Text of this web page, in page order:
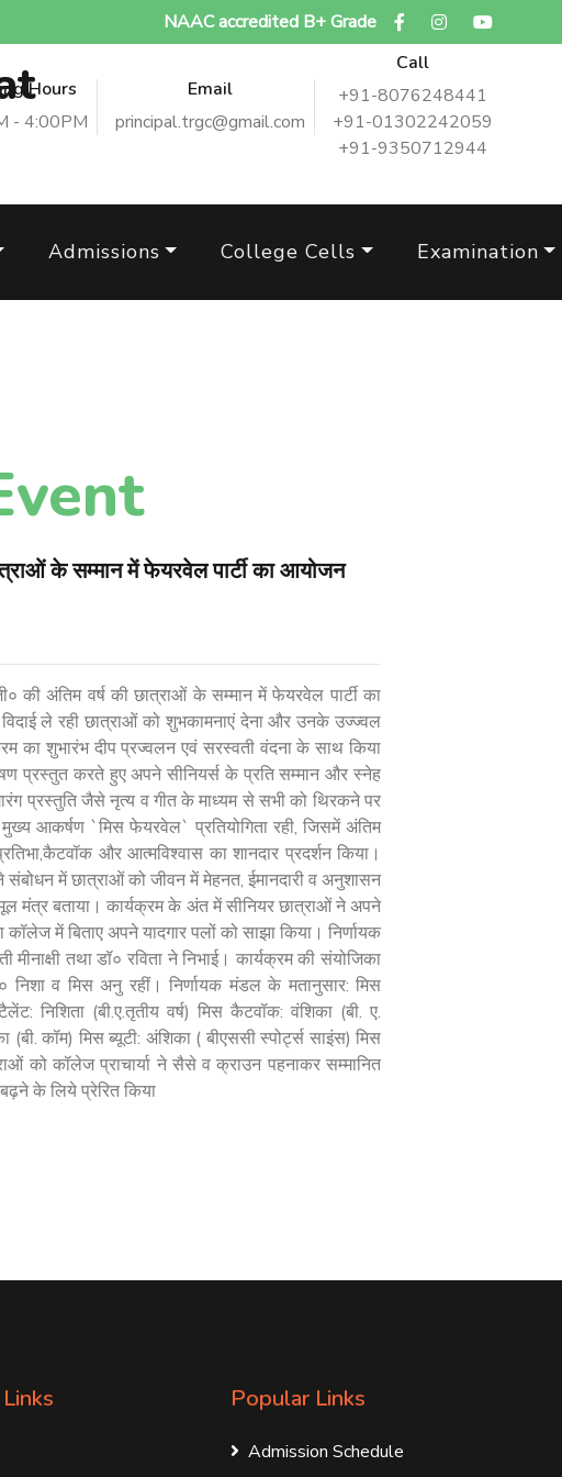
NAAC accredited B+ Grade
Hours
- 4:00PM
Email
principal.trgc@gmail.com
Call
+91-8076248441
+91-01302242059
+91-9350712944
Admissions College Cells Examination
के सम्मान में फेयरवेल पार्टी का आयोजन
की अंतिम वर्ष की छात्राओं के सम्मान में फेयरवेल पार्टी का
ले रही छात्राओं को शुभकामनाएं देना और उनके उज्ज्वल
का शुभारंभ दीप प्रज्वलन एवं सरस्वती वंदना के साथ किया
प्रस्तुत करते हुए अपने सीनियर्स के प्रति सम्मान और स्नेह
प्रस्तुति जैसे नृत्य व गीत के माध्यम से सभी को थिरकने पर
आकर्षण `मिस फेयरवेल` प्रतियोगिता रही, जिसमें अंतिम
और आत्मविश्वास का शानदार प्रदर्शन किया।
संबोधन में छात्राओं को जीवन में मेहनत, ईमानदारी व अनुशासन
मंत्र बताया। कार्यक्रम के अंत में सीनियर छात्राओं ने अपने
में बिताए अपने यादगार पलों को साझा किया। निर्णायक
मीनाक्षी तथा डॉ० रविता ने निभाई। कार्यक्रम की संयोजिका
निशा व मिस अनु रहीं। निर्णायक मंडल के मतानुसार: मिस
निशिता (बी.ए.तृतीय वर्ष) मिस कैटवॉक: वंशिका (बी. ए.
(बी. कॉम) मिस ब्यूटी: अंशिका ( बीएससी स्पोर्ट्स साइंस) मिस
को कॉलेज प्राचार्या ने सैसे व क्राउन पहनाकर सम्मानित
के लिये प्रेरित किया
Popular Links
Admission Schedule